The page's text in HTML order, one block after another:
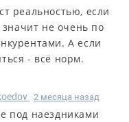
реальностью, если
значит не очень по
А если
- всё норм.
2 месяца назад
под наездниками